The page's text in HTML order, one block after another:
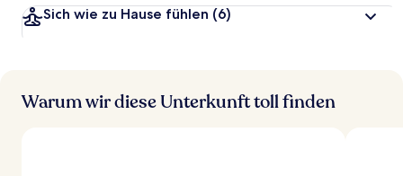
Sich wie zu Hause fühlen (6)
Warum wir diese Unterkunft toll finden